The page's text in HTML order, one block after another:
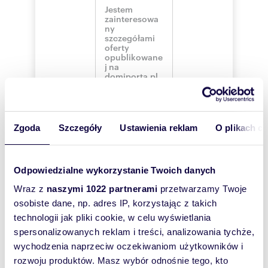
Zgoda Szczegóły Ustawienia reklam O plikach
Odpowiedzialne wykorzystanie Twoich danych
Wraz z naszymi 1022 partnerami przetwarzamy Twoje
osobiste dane, np. adres IP, korzystając z takich
technologii jak pliki cookie, w celu wyświetlania
spersonalizowanych reklam i treści, analizowania tychże,
wychodzenia naprzeciw oczekiwaniom użytkowników i
rozwoju produktów. Masz wybór odnośnie tego, kto
Numer oferty: CZE-982614
Szukam najtańszego
kredytu
hipotecznego
Interesują mnie
podobne oferty
(rozwiń)
informacje o